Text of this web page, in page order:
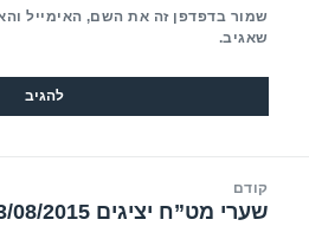
שמור בדפדפן זה את השם, האימייל
שאגיב.
קודם
הפוסט
שערי מט”ח יציגים 13/08/2015